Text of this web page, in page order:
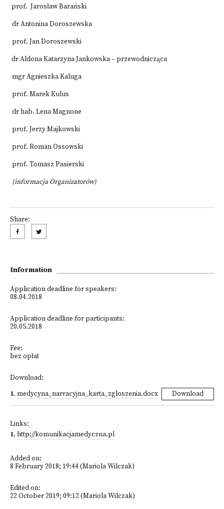
prof. Jarosław Barański
dr Antonina Doroszewska
prof. Jan Doroszewski
dr Aldona Katarzyna Jankowska – przewodnicząca
mgr Agnieszka Kaluga
prof. Marek Kulus
dr hab. Lena Magnone
prof. Jerzy Majkowski
prof. Roman Ossowski
prof. Tomasz Pasierski
(informacja Organizatorów)
Share:
Information
Application deadline for speakers:
08.04.2018
Application deadline for participants:
20.05.2018
Fee:
bez opłat
Download:
1. medycyna_narracyjna_karta_zgloszenia.docx Download
Links:
1. http://komunikacjamedyczna.pl
Added on:
8 February 2018; 19:44 (Mariola Wilczak)
Edited on:
22 October 2019; 09:12 (Mariola Wilczak)